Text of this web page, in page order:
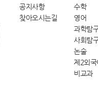
공지사항
찾아오시는길
수학
영어
과학탐
사회탐
논술
제2외국
비교과